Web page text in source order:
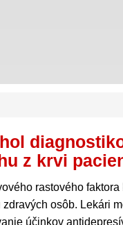
z krvi
rastového
osôb. Lekári
účinkov